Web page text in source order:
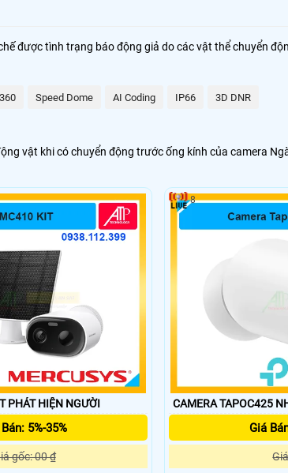
được tình trạng báo động giả do các vật thể chuyển
Speed Dome AI Coding IP66 3D DNR
vật khi có chuyển động trước ống kính của camera
CAMERA MC410 KIT PHÁT HIỆN NGƯỜI
5%-35%
gốc: 00 ₫
Giá
8